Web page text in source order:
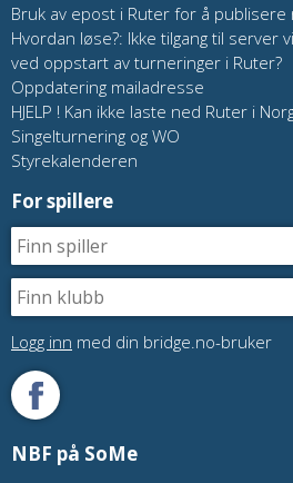
Bruk av epost i Ruter for å publisere
Hvordan løse?: Ikke tilgang til server
ved oppstart av turneringer i Ruter?
Oppdatering mailadresse
HJELP ! Kan ikke laste ned Ruter i
Singelturnering og WO
Styrekalenderen
For spillere
Logg inn med din bridge.no-bruker
NBF på SoMe